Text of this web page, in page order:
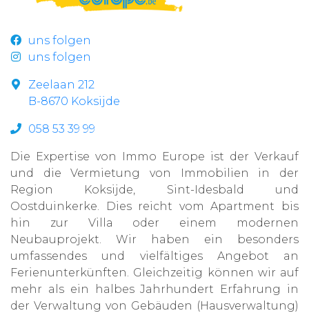
uns folgen
uns folgen
Zeelaan 212
B-8670 Koksijde
058 53 39 99
Die Expertise von Immo Europe ist der Verkauf
und die Vermietung von Immobilien in der
Region Koksijde, Sint-Idesbald und
Oostduinkerke. Dies reicht vom Apartment bis
hin zur Villa oder einem modernen
Neubauprojekt. Wir haben ein besonders
umfassendes und vielfältiges Angebot an
Ferienunterkünften. Gleichzeitig können wir auf
mehr als ein halbes Jahrhundert Erfahrung in
der Verwaltung von Gebäuden (Hausverwaltung)